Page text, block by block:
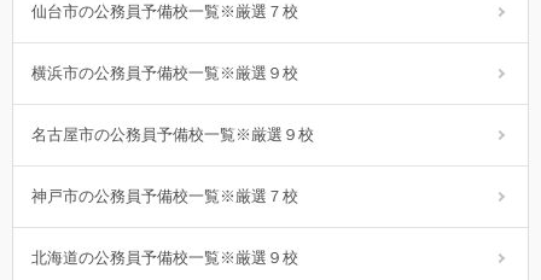
仙台市の公務員予備校一覧※厳選７校
横浜市の公務員予備校一覧※厳選９校
名古屋市の公務員予備校一覧※厳選９校
神戸市の公務員予備校一覧※厳選７校
北海道の公務員予備校一覧※厳選９校